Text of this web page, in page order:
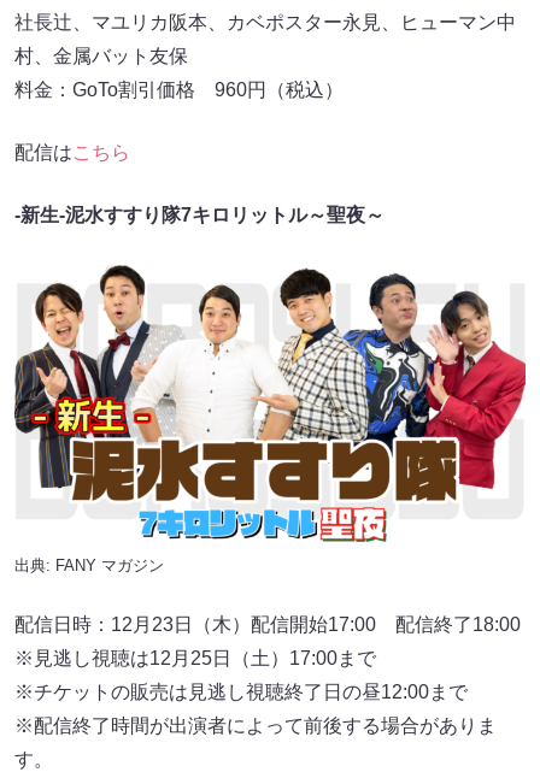
社長辻、マユリカ阪本、カベポスター永見、ヒューマン中
村、金属バット友保
料金：GoTo割引価格 960円（税込）
配信はこちら
-新生-泥水すすり隊7キロリットル～聖夜～
出典: FANY マガジン
配信日時：12月23日（木）配信開始17:00 配信終了18:00
※見逃し視聴は12月25日（土）17:00まで
※チケットの販売は見逃し視聴終了日の昼12:00まで
※配信終了時間が出演者によって前後する場合がありま
す。